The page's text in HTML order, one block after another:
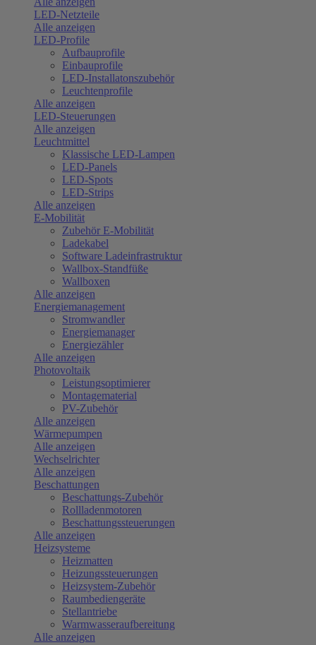
LED-Netzteile
Alle anzeigen
LED-Profile
Aufbauprofile
Einbauprofile
LED-Installatonszubehör
Leuchtenprofile
Alle anzeigen
LED-Steuerungen
Alle anzeigen
Leuchtmittel
Klassische LED-Lampen
LED-Panels
LED-Spots
LED-Strips
Alle anzeigen
E-Mobilität
Zubehör E-Mobilität
Ladekabel
Software Ladeinfrastruktur
Wallbox-Standfüße
Wallboxen
Alle anzeigen
Energiemanagement
Stromwandler
Energiemanager
Energiezähler
Alle anzeigen
Photovoltaik
Leistungsoptimierer
Montagematerial
PV-Zubehör
Alle anzeigen
Wärmepumpen
Alle anzeigen
Wechselrichter
Alle anzeigen
Beschattungen
Beschattungs-Zubehör
Rollladenmotoren
Beschattungssteuerungen
Alle anzeigen
Heizsysteme
Heizmatten
Heizungssteuerungen
Heizsystem-Zubehör
Raumbediengeräte
Stellantriebe
Warmwasseraufbereitung
Alle anzeigen